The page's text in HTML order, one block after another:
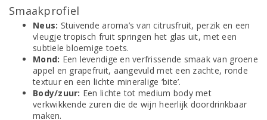
Smaakprofiel
Neus: Stuivende aroma’s van citrusfruit, perzik en een
vleugje tropisch fruit springen het glas uit, met een
subtiele bloemige toets.
Mond: Een levendige en verfrissende smaak van groene
appel en grapefruit, aangevuld met een zachte, ronde
textuur en een lichte mineralige ‘bite’.
Body/zuur: Een lichte tot medium body met
verkwikkende zuren die de wijn heerlijk doordrinkbaar
maken.